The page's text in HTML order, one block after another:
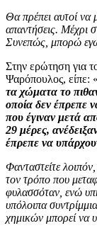
Θα πρέπει αυτοί να
απαντήσεις. Μέχρι
Συνεπώς, μπορώ
Στην ερώτηση για
Ψαρόπουλος, είπε: «
τα χώματα το
οποία δεν έπρεπε
που έγιναν μετά
29 μέρες,
έπρεπε να
Φανταστείτε
τον τρόπο που
φυλασσόταν, ενώ
υπόλοιπα
χημικών μπορεί να